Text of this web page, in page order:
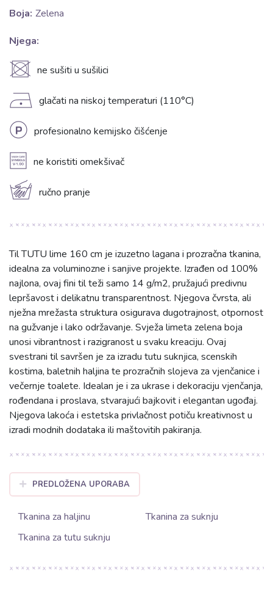
Boja: Zelena
Njega:
U ne sušiti u sušilici
D glačati na niskoj temperaturi (110°C)
L profesionalno kemijsko čišćenje
A ne koristiti omekšivač
c ručno pranje
Til TUTU lime 160 cm je izuzetno lagana i prozračna tkanina,
idealna za voluminozne i sanjive projekte. Izrađen od 100%
najlona, ovaj fini til teži samo 14 g/m2, pružajući predivnu
lepršavost i delikatnu transparentnost. Njegova čvrsta, ali
nježna mrežasta struktura osigurava dugotrajnost, otpornost
na gužvanje i lako održavanje. Svježa limeta zelena boja
unosi vibrantnost i razigranost u svaku kreaciju. Ovaj
svestrani til savršen je za izradu tutu suknjica, scenskih
kostima, baletnih haljina te prozračnih slojeva za vjenčanice i
večernje toalete. Idealan je i za ukrase i dekoraciju vjenčanja,
rođendana i proslava, stvarajući bajkovit i elegantan ugođaj.
Njegova lakoća i estetska privlačnost potiču kreativnost u
izradi modnih dodataka ili maštovitih pakiranja.
PREDLOŽENA UPORABA
Tkanina za haljinu
Tkanina za suknju
Tkanina za tutu suknju